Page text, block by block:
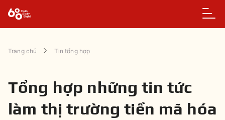
Trang chủ Tin tổng hợp
Tổng hợp những tin tức
làm thị trường tiền mã hóa